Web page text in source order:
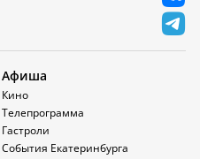
Афиша
Кино
Телепрограмма
Гастроли
События Екатеринбурга